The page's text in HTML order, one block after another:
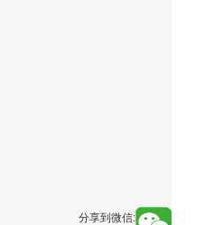
分享到微信: